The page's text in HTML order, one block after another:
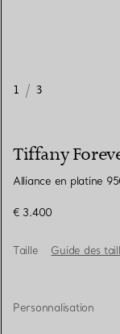
1 / 3
Tiffany
Alliance en platine
€ 3.400
Taille Guide des
Personnalisation